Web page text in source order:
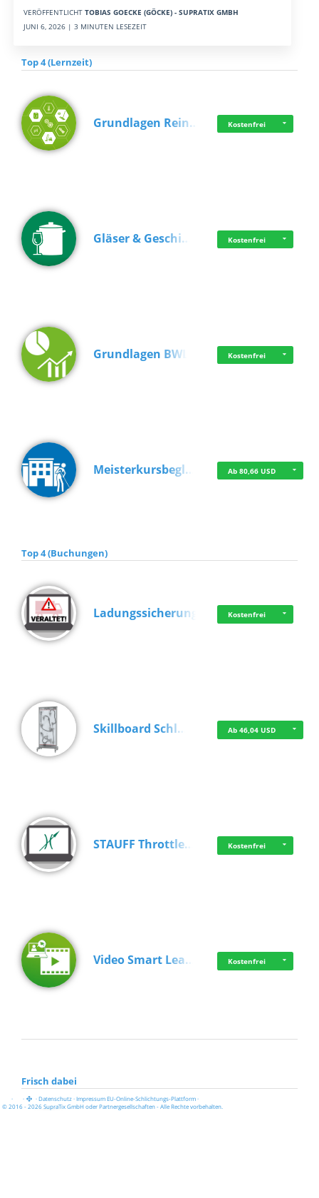
VERÖFFENTLICHT TOBIAS GOECKE (GÖCKE) - SUPRATIX GMBH
JUNI 6, 2026 | 3 MINUTEN LESEZEIT
Top 4 (Lernzeit)
Grundlagen Rein… Kostenfrei
Gläser & Geschi… Kostenfrei
Grundlagen BWL Kostenfrei
Meisterkursbegl… Ab 80,66 USD
Top 4 (Buchungen)
Ladungssicherung Kostenfrei
Skillboard Schl… Ab 46,04 USD
STAUFF Throttle… Kostenfrei
Video Smart Lea… Kostenfrei
Frisch dabei
· · ·Datenschutz·Impressum EU-Online-Schlichtungs-Plattform·
© 2016 - 2026 SupraTix GmbH oder Partnergesellschaften - Alle Rechte vorbehalten.